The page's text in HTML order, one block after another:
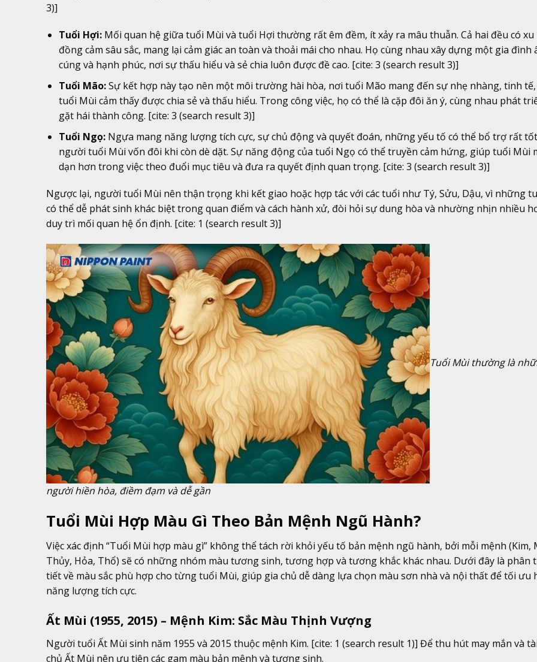
3)]
Tuổi Hợi:Mối quan hệ giữa tuổi Mùi và tuổi Hợi thường rất êm đềm, ít xảy ra mâu thuẫn. Cả hai đều có
đồng cảm sâu sắc, mang lại cảm giác an toàn và thoải mái cho nhau. Họ cùng nhau xây dựng một gia đình
cúng và hạnh phúc, nơi sự thấu hiểu và sẻ chia luôn được đề cao. [cite: 3 (search result 3)]
Tuổi Mão:Sự kết hợp này tạo nên một môi trường hài hòa, nơi tuổi Mão mang đến sự nhẹ nhàng, tinh
tuổi Mùi cảm thấy được chia sẻ và thấu hiểu. Trong công việc, họ có thể là cặp đôi ăn ý, cùng nhau phát
gặt hái thành công. [cite: 3 (search result 3)]
Tuổi Ngọ:Ngựa mang năng lượng tích cực, sự chủ động và quyết đoán, những yếu tố có thể bổ trợ rất
người tuổi Mùi vốn đôi khi còn dè dặt. Sự năng động của tuổi Ngọ có thể truyền cảm hứng, giúp tuổi Mùi
dạn hơn trong việc theo đuổi mục tiêu và đưa ra quyết định quan trọng. [cite: 3 (search result 3)]
Ngược lại, người tuổi Mùi nên thận trọng khi kết giao hoặc hợp tác với các tuổi như Tý, Sửu, Dậu, vì những
có thể dễ phát sinh khác biệt trong quan điểm và cách hành xử, đòi hỏi sự dung hòa và nhường nhịn nhiều
duy trì mối quan hệ ổn định. [cite: 1 (search result 3)]
Tuổi Mùi thường là
người hiền hòa, điềm đạm và dễ gần
Tuổi Mùi Hợp Màu Gì Theo Bản Mệnh Ngũ Hành?
Việc xác định “Tuổi Mùi hợp màu gì” không thể tách rời khỏi yếu tố bản mệnh ngũ hành, bởi mỗi mệnh (Kim,
Thủy, Hỏa, Thổ) sẽ có những nhóm màu tương sinh, tương hợp và tương khắc khác nhau. Dưới đây là phân
tiết về màu sắc phù hợp cho từng tuổi Mùi, giúp gia chủ dễ dàng lựa chọn màu sơn nhà và nội thất để tối ưu
năng lượng tích cực.
Ất Mùi (1955, 2015) – Mệnh Kim: Sắc Màu Thịnh Vượng
Người tuổi Ất Mùi sinh năm 1955 và 2015 thuộc mệnh Kim. [cite: 1 (search result 1)] Để thu hút may mắn và
chủ Ất Mùi nên ưu tiên các gam màu bản mệnh và tương sinh.